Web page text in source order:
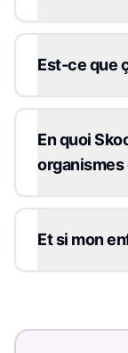
Est-ce que
En quoi
organismes
Et si mon